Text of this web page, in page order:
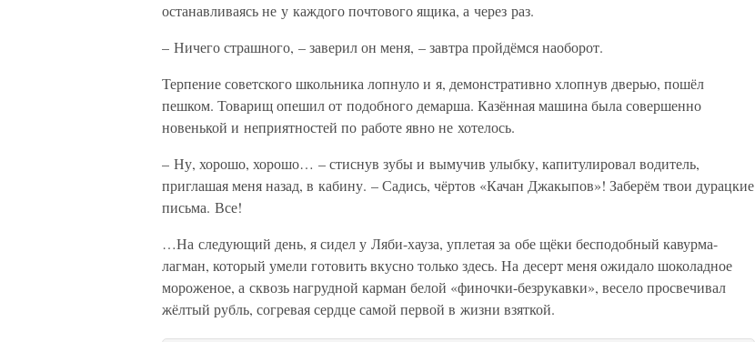
останавливаясь не у каждого почтового ящика, а через раз.
– Ничего страшного, – заверил он меня, – завтра пройдёмся наоборот.
Терпение советского школьника лопнуло и я, демонстративно хлопнув дверью, пошёл
пешком. Товарищ опешил от подобного демарша. Казённая машина была совершенно
новенькой и неприятностей по работе явно не хотелось.
– Ну, хорошо, хорошо… – стиснув зубы и вымучив улыбку, капитулировал водитель,
приглашая меня назад, в кабину. – Садись, чёртов «Качан Джакыпов»! Заберём твои дурацкие
письма. Все!
…На следующий день, я сидел у Ляби-хауза, уплетая за обе щёки бесподобный кавурма-
лагман, который умели готовить вкусно только здесь. На десерт меня ожидало шоколадное
мороженое, а сквозь нагрудной карман белой «финочки-безрукавки», весело просвечивал
жёлтый рубль, согревая сердце самой первой в жизни взяткой.